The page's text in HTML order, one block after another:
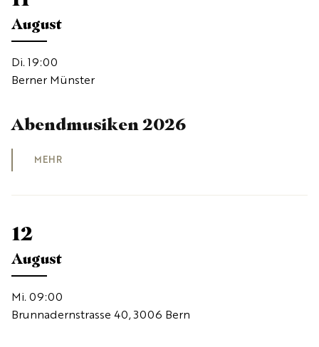
August
Di. 19:00
Berner Münster
Abendmusiken 2026
MEHR
12
August
Mi. 09:00
Brunnadernstrasse 40, 3006 Bern